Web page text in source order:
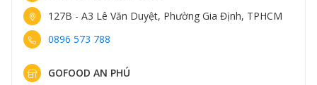
161 Trung Kính, Phường Yên Hòa, Hà Nội
0898 582 828
GOFOOD NGUYỄN VĂN LỘC